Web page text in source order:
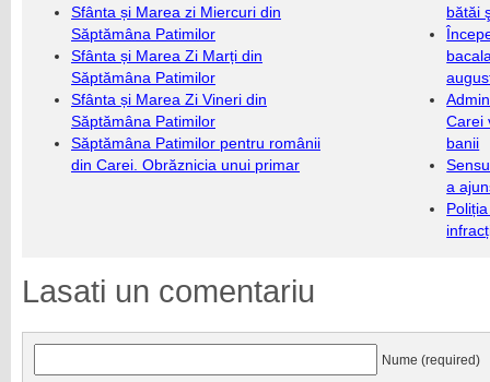
Sfânta și Marea zi Miercuri din
Săptămâna Patimilor
Sfânta și Marea Zi Marți din
Săptămâna Patimilor
Sfânta și Marea Zi Vineri din
Săptămâna Patimilor
Săptămâna Patimilor pentru românii
din Carei. Obrăznicia unui primar
bătăi
Carei
banii
a
Lasati un comentariu
Nume (required)